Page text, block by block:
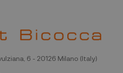
6 - 20126 Milano (Italy)